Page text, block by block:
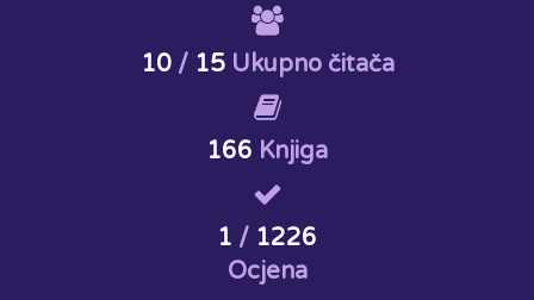
10/ 15Ukupno čitača
166 Knjiga
1 / 1226
Ocjena